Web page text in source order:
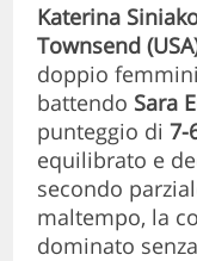
Katerina
Townsend
doppio
battendo Sara
punteggio di7-
equilibrato e
secondo
maltempo, la
dominato